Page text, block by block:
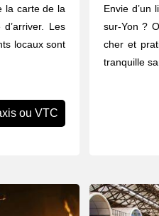
la carte de la
Les
locaux sont
ou VTC
Envie d’un
sur-Yon ?
cher et
tranquille